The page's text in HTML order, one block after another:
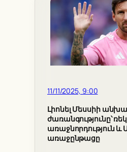
11/11/2025, 9:00
Լիոնել Մեսսիի
ժառանգությունը՝
առաջնորդություն և
առաջընթացը